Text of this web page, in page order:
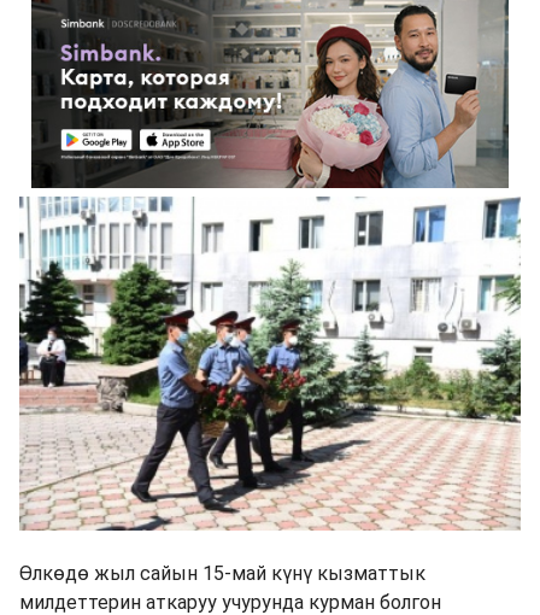
Өлкөдө жыл сайын 15-май күнү кызматтык
милдеттерин аткаруу учурунда курман болгон